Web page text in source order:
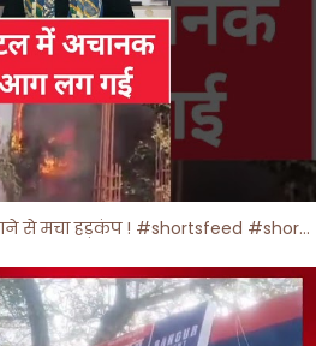
होतक में अचानक आग लगने से मचा हड़कंप ! #shortsfeed #shorts #viralshorts